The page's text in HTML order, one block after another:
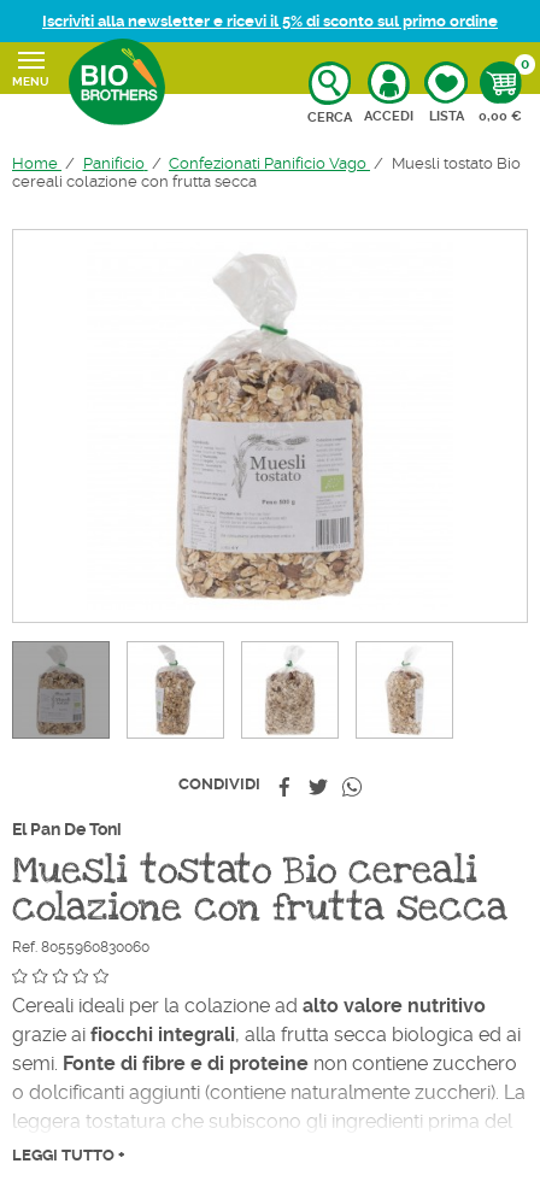
Iscriviti alla newsletter e ricevi il 5% di sconto sul primo ordine
MENU
CERCA ACCEDI LISTA
0
0,00 €
Home Panificio Confezionati Panificio Vago
Muesli tostato Bio
cereali colazione con frutta secca
CONDIVIDI Condividi
TwittaWhatsapp
El Pan De Toni
Muesli tostato Bio cereali
colazione con frutta secca
Ref. 8055960830060
Cereali ideali per la colazione ad alto valore nutritivo
grazie ai fiocchi integrali, alla frutta secca biologica ed ai
semi. Fonte di fibre e di proteine non contiene zucchero
o dolcificanti aggiunti (contiene naturalmente zuccheri). La
leggera tostatura che subiscono gli ingredienti prima del
confezionamento lo rendono particolarmente appetitoso
LEGGI TUTTO +